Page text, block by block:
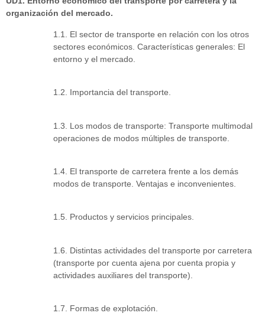
organización del mercado.
1.1. El sector de transporte en relación con los otros
sectores económicos. Características generales: El
entorno y el mercado.
1.2. Importancia del transporte.
1.3. Los modos de transporte: Transporte multimodal
operaciones de modos múltiples de transporte.
1.4. El transporte de carretera frente a los demás
modos de transporte. Ventajas e inconvenientes.
1.5. Productos y servicios principales.
1.6. Distintas actividades del transporte por carretera
(transporte por cuenta ajena por cuenta propia y
actividades auxiliares del transporte).
1.7. Formas de explotación.